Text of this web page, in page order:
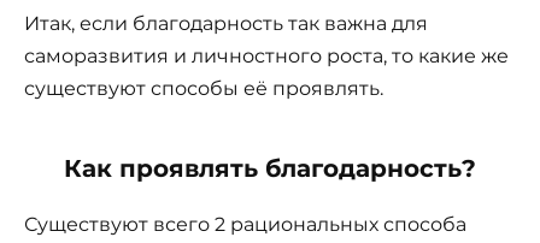
Итак, если благодарность так важна для
саморазвития и личностного роста, то какие же
существуют способы её проявлять.
Как проявлять благодарность?
Существуют всего 2 рациональных способа